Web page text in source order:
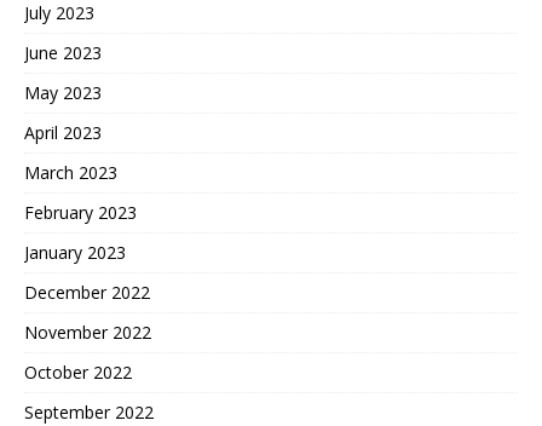
July 2023
June 2023
May 2023
April 2023
March 2023
February 2023
January 2023
December 2022
November 2022
October 2022
September 2022